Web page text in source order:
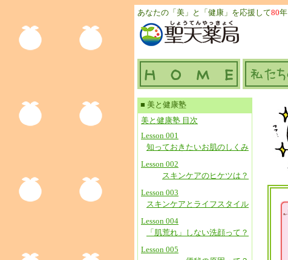
あなたの「美」と「健康」を応援して80年
■ 美と健康塾
美と健康塾 目次
Lesson 001
知っておきたいお肌のしくみ
Lesson 002
スキンケアのヒケツは？
Lesson 003
スキンケアとライフスタイル
Lesson 004
「肌荒れ」しない洗顔って？
Lesson 005